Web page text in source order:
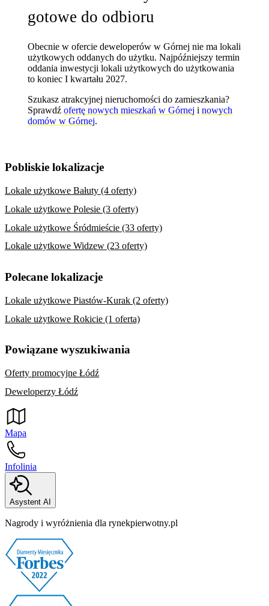
gotowe do odbioru
Obecnie w ofercie deweloperów w Górnej nie ma lokali
użytkowych oddanych do użytku. Najpóźniejszy termin
oddania inwestycji lokali użytkowych do użytkowania
to koniec I kwartału 2027.
Szukasz atrakcyjnej nieruchomości do zamieszkania?
Sprawdźofertę nowych mieszkań w Górnej inowych
domów w Górnej.
Pobliskie lokalizacje
Lokale użytkowe Bałuty (4 oferty)
Lokale użytkowe Polesie (3 oferty)
Lokale użytkowe Śródmieście (33 oferty)
Lokale użytkowe Widzew (23 oferty)
Polecane lokalizacje
Lokale użytkowe Piastów-Kurak (2 oferty)
Lokale użytkowe Rokicie (1 oferta)
Powiązane wyszukiwania
Oferty promocyjne Łódź
Deweloperzy Łódź
Mapa
Infolinia
Asystent AI
Nagrody i wyróżnienia dla rynekpierwotny.pl